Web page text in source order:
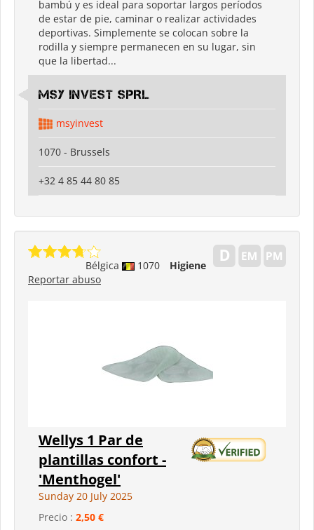
bambú y es ideal para soportar largos períodos
de estar de pie, caminar o realizar actividades
deportivas. Simplemente se colocan sobre la
rodilla y siempre permanecen en su lugar, sin
que la libertad...
MSY INVEST SPRL
msyinvest
1070 - Brussels
+32 4 85 44 80 85
Bélgica 1070
Higiene
Reportar abuso
Wellys 1 Par de
plantillas confort -
'Menthogel'
Sunday 20 July 2025
Precio : 2,50 €